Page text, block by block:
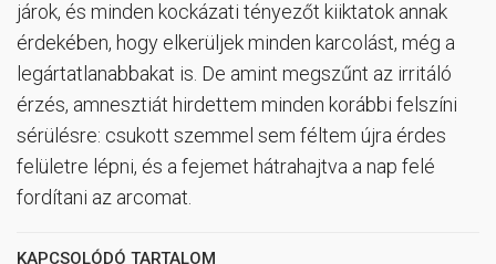
járok, és minden kockázati tényezőt kiiktatok annak
érdekében, hogy elkerüljek minden karcolást, még a
legártatlanabbakat is. De amint megszűnt az irritáló
érzés, amnesztiát hirdettem minden korábbi felszíni
sérülésre: csukott szemmel sem féltem újra érdes
felületre lépni, és a fejemet hátrahajtva a nap felé
fordítani az arcomat.
KAPCSOLÓDÓ TARTALOM